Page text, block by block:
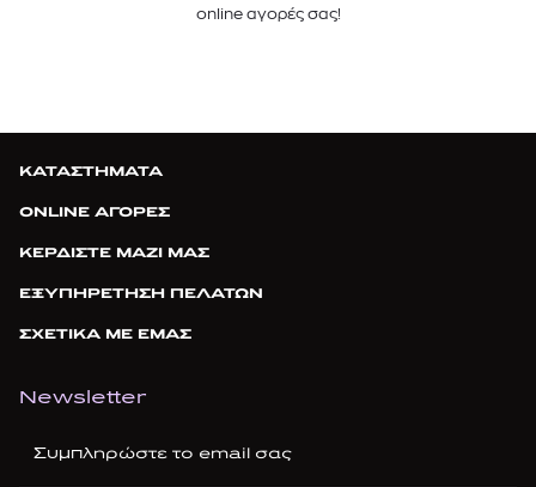
online αγορές σας!
ΚΑΤΑΣΤΗΜΑΤΑ
ONLINE ΑΓΟΡΕΣ
ΚΕΡΔΙΣΤΕ ΜΑΖΙ ΜΑΣ
ΕΞΥΠΗΡΕΤΗΣΗ ΠΕΛΑΤΩΝ
ΣΧΕΤΙΚΑ ΜΕ ΕΜΑΣ
Newsletter